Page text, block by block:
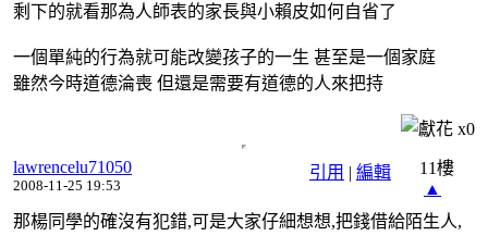
剩下的就看那為人師表的家長與小賴皮如何自省了
一個單純的行為就可能改變孩子的一生 甚至是一個家庭
雖然今時道德淪喪 但還是需要有道德的人來把持
x0
引用 | 編輯
lawrencelu71050
2008-11-25 19:53
11樓
▲
那楊同學的確沒有犯錯,可是大家仔細想想,把錢借給陌生人,